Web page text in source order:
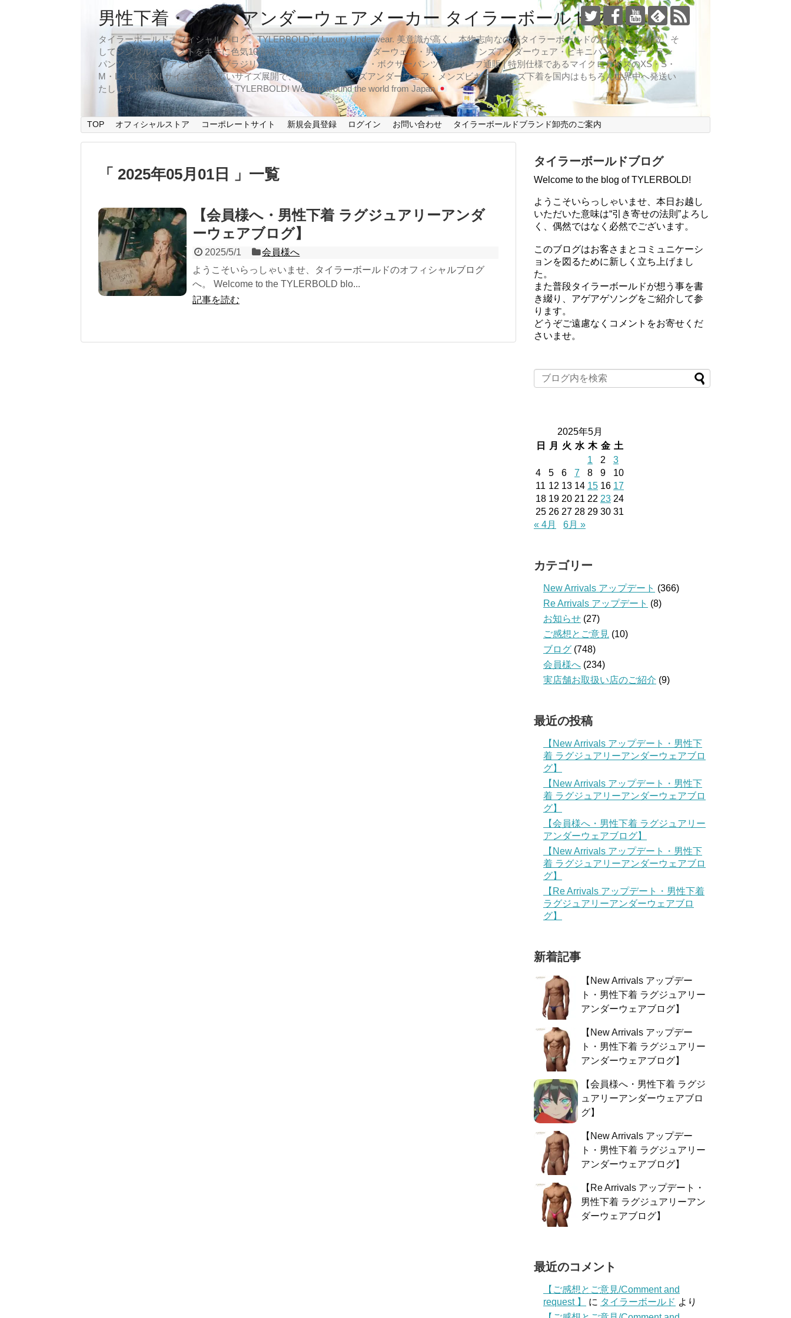
男性下着・メンズアンダーウェアメーカー タイラーボールドブログ
タイラーボールドオフィシャルブログ。TYLERBOLD of Luxury Underwear. 美意識が高く、本物志向なのがタイラーボールドのお客さまの特徴。そ
してシンプルイズベストをキモに色気10倍増しなラグジュアリーアンダーウェア・男性下着・メンズアンダーウェア・ビキニパンツ・ブーメラン
パンツ・ブラジリアンビキニ・ブラジリアンパンツ・メンズTバック・ボクサーパンツ・ブリーフ通販 | 特別仕様であるマイクロサイズのXS・S・
M・L・XL・XXLサイズまで幅広いサイズ展開で、男性下着・メンズアンダーウェア・メンズビキニ・メンズ下着を国内はもちろん世界中へ発送い
たします。 Welcome to the blog of TYLERBOLD! We ship around the world from Japan
TOP オフィシャルストア コーポレートサイト 新規会員登録 ログイン お問い合わせ タイラーボールドブランド卸売のご案内
「 2025年05月01日 」一覧
【会員様へ・男性下着 ラグジュアリーアンダ
ーウェアブログ】
2025/5/1
会員様へ
ようこそいらっしゃいませ、タイラーボールドのオフィシャルブログ
へ。 Welcome to the TYLERBOLD blo...
記事を読む
タイラーボールドブログ
Welcome to the blog of TYLERBOLD!
ようこそいらっしゃいませ、本日お越し
いただいた意味は“引き寄せの法則”よろし
く、偶然ではなく必然でございます。
このブログはお客さまとコミュニケーシ
ョンを図るために新しく立ち上げまし
た。
また普段タイラーボールドが想う事を書
き綴り、アゲアゲソングをご紹介して参
ります。
どうぞご遠慮なくコメントをお寄せくだ
さいませ。
2025年5月
日
月 火 水 木 金 土
1
2
3
4
5 6 7 8 9
10
11 12 13 14 15 16 17
18 19 20 21 22 23 24
25 26 27 28 29 30 31
« 4月
6月 »
カテゴリー
New Arrivals アップデート (366)
Re Arrivals アップデート (8)
お知らせ (27)
ご感想とご意見 (10)
ブログ (748)
会員様へ (234)
実店舗お取扱い店のご紹介 (9)
最近の投稿
【New Arrivals アップデート・男性下
着 ラグジュアリーアンダーウェアブロ
グ】
【New Arrivals アップデート・男性下
着 ラグジュアリーアンダーウェアブロ
グ】
【会員様へ・男性下着 ラグジュアリー
アンダーウェアブログ】
【New Arrivals アップデート・男性下
着 ラグジュアリーアンダーウェアブロ
グ】
【Re Arrivals アップデート・男性下着
ラグジュアリーアンダーウェアブロ
グ】
新着記事
【New Arrivals アップデー
ト・男性下着 ラグジュアリー
アンダーウェアブログ】
【New Arrivals アップデー
ト・男性下着 ラグジュアリー
アンダーウェアブログ】
【会員様へ・男性下着 ラグジ
ュアリーアンダーウェアブロ
グ】
【New Arrivals アップデー
ト・男性下着 ラグジュアリー
アンダーウェアブログ】
【Re Arrivals アップデート・
男性下着 ラグジュアリーアン
ダーウェアブログ】
最近のコメント
【ご感想とご意見/Comment and
request 】
に タイラーボールド より